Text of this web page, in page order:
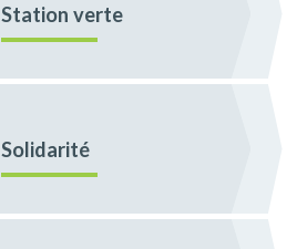
Station verte
Solidarité